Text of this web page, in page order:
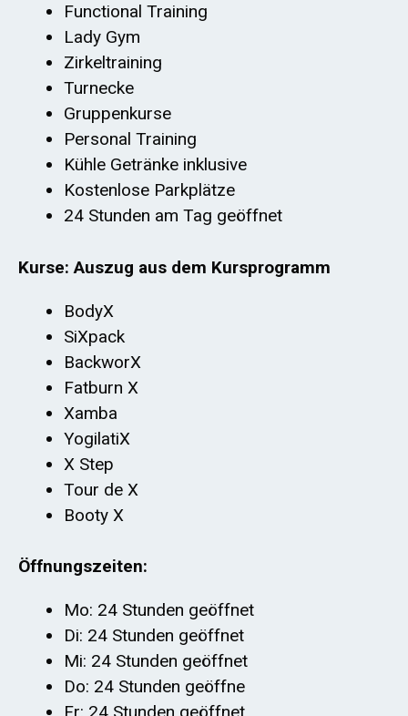
Functional Training
Lady Gym
Zirkeltraining
Turnecke
Gruppenkurse
Personal Training
Kühle Getränke inklusive
Kostenlose Parkplätze
24 Stunden am Tag geöffnet
Kurse: Auszug aus dem Kursprogramm
BodyX
SiXpack
BackworX
Fatburn X
Xamba
YogilatiX
X Step
Tour de X
Booty X
Öffnungszeiten:
Mo: 24 Stunden geöffnet
Di: 24 Stunden geöffnet
Mi: 24 Stunden geöffnet
Do: 24 Stunden geöffne